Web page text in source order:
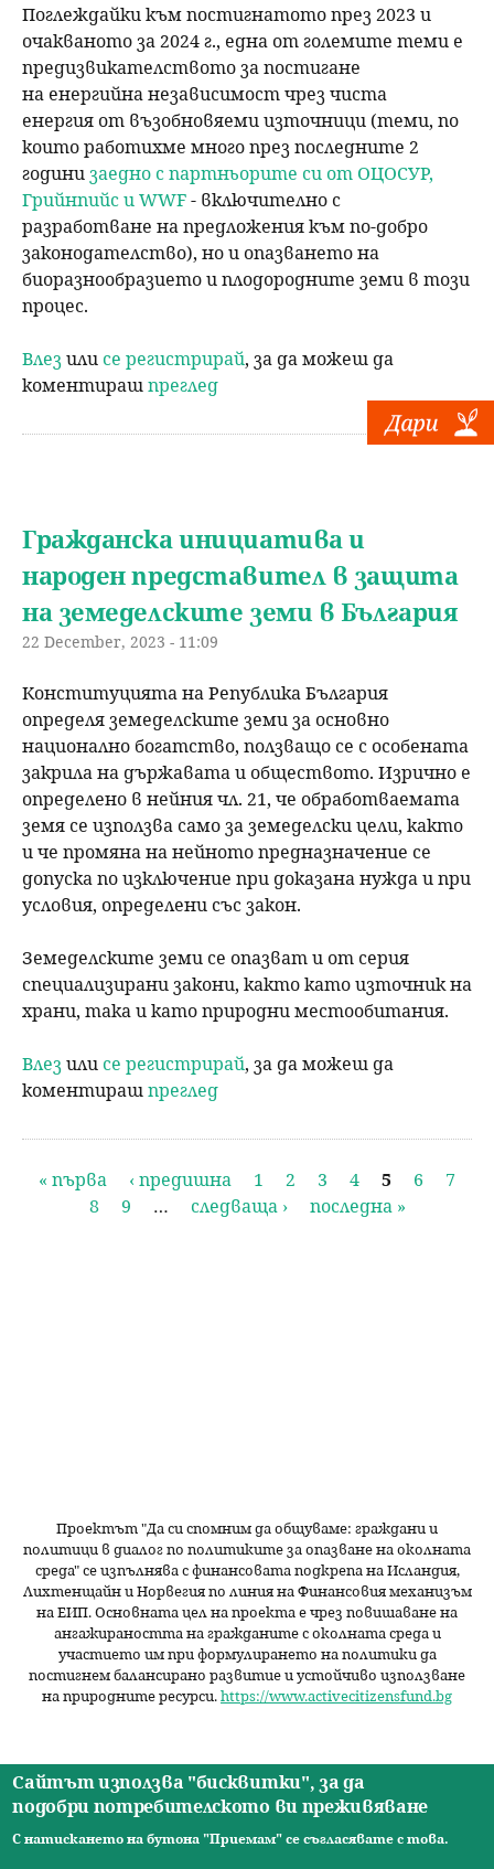
Поглеждайки към постигнатото през 2023 и
очакваното за 2024 г., една от големите теми е
предизвикателството за постигане
на енергийна независимост чрез чиста
енергия от възобновяеми източници (теми, по
които работихме много през последните 2
години заедно с партньорите си от ОЦОСУР,
Грийнпийс и WWF- включително с
разработване на предложения към по-добро
законодателство), но и опазването на
биоразнообразието и плодородните земи в този
процес.
Влезили се регистрирай, за да можеш да
коментирашпреглед
Гражданска инициатива и
народен представител в защита
на земеделските земи в България
22 December, 2023 - 11:09
Конституцията на Република България
определя земеделските земи за основно
национално богатство, ползващо се с особената
закрила на държавата и обществото. Изрично е
определено в нейния чл. 21, че обработваемата
земя се използва само за земеделски цели, както
и че промяна на нейното предназначение се
допуска по изключение при доказана нужда и при
условия, определени със закон.
Земеделските земи се опазват и от серия
специализирани закони, както като източник на
храни, така и като природни местообитания.
Влезили се регистрирай, за да можеш да
коментирашпреглед
« първа ‹ предишна 1 2 3 4 5 6
7
8
9 … следваща › последна »
Проектът "Да си спомним даобщуваме: граждани и
политици в диалог по политиките за опазване на околната
среда" се изпълнява с финансовата подкрепа на Исландия,
Лихтенщайн и Норвегия по линия на Финансовия механизъм
на ЕИП. Основната цел на проекта е чрез повишаване на
ангажираността на гражданите с околната среда и
участието им при формулирането на политики да
постигнем балансирано развитие и устойчиво използване
на природните ресурси.https://www.activecitizensfund.bg
О
Начало Новини Видео Ресурси За нас
Екип
Контакти
Сайтът използва "бисквитки", за да
подобри потребителското ви преживяване
С натискането на бутона "Приемам" се съгласявате с това.